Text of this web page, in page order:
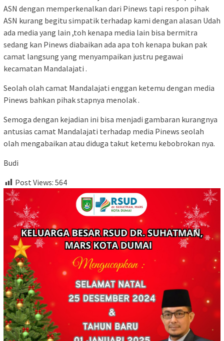
ASN dengan memperkenalkan dari Pinews tapi respon pihak
ASN kurang begitu simpatik terhadap kami dengan alasan Udah
ada media yang lain ,toh kenapa media lain bisa bermitra
sedang kan Pinews diabaikan ada apa toh kenapa bukan pak
camat langsung yang menyampaikan justru pegawai
kecamatan Mandalajati .
Seolah olah camat Mandalajati enggan ketemu dengan media
Pinews bahkan pihak stapnya menolak .
Semoga dengan kejadian ini bisa menjadi gambaran kurangnya
antusias camat Mandalajati terhadap media Pinews seolah
olah mengabaikan atau diduga takut ketemu kebobrokan nya.
Budi
Post Views: 564